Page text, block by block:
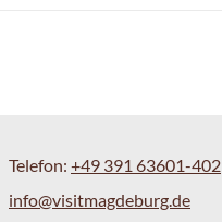
Telefon: +49 391 63601-402
info@visitmagdeburg.de